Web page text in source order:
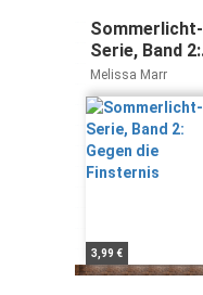
Sommerlicht-
Serie, Band 2:
Gegen die
Finsternis
Melissa Marr
3,99 €